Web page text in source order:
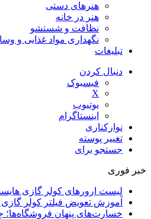
هنرهای دستی
هنر در خانه
نظافت و شستشو
نگهداری مواد غذایی و
تبلیغات
دنبال کردن
فیسبوک
X
یوتیوب
اینستاگرام
نوارکناری
تغییر پوسته
جستجو برای
خبر فوری
لیست ارورهای کولر گازی
آموزش تعویض فیلتر کولر
خسارت‌های پنهان فروشگاه‌ها؛